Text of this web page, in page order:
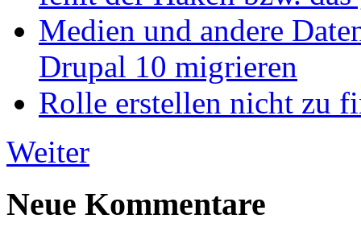
Medien und andere
Drupal 10 migrieren
Rolle erstellen nicht zu
Weiter
Neue Kommentare